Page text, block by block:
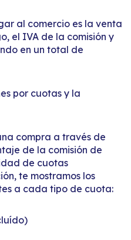
al comercio es la venta
el IVA de la comisión y
en un total de
por cuotas y la
compra a través de
de la comisión de
de cuotas
te mostramos los
a cada tipo de cuota: